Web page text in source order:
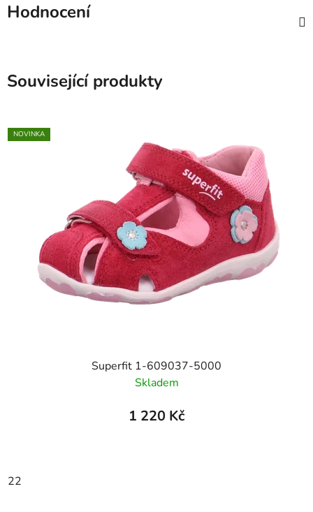
Hodnocení
Související produkty
NOVINKA
Superfit 1-609037-5000
Skladem
1 220 Kč
22